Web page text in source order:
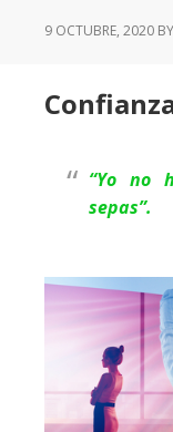
9 OCTUBRE, 2020 BY
“Yo no
sepas”.